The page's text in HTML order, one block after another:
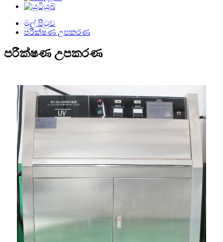
මුල් පිටුව
පරීක්ෂණ උපකරණ
පරීක්ෂණ උපකරණ